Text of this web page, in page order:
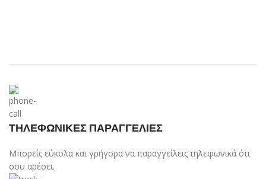
ΤΗΛΕΦΩΝΙΚΕΣ ΠΑΡΑΓΓΕΛΙΕΣ
Μπορείς εύκολα και γρήγορα να παραγγείλεις τηλεφωνικά ότι
σου αρέσει.